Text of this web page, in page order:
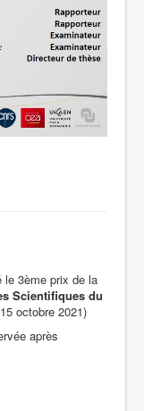
le 3ème prix de la
Scientifiques du
octobre 2021)
après